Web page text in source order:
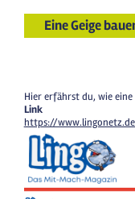
Eine Geige
Hier erfährst du, wie eine
Link
https://